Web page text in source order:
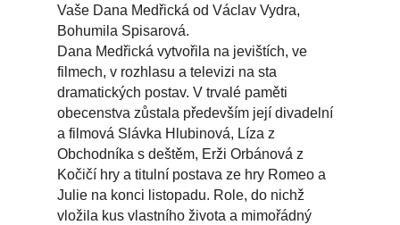
Vaše Dana Medřická od Václav Vydra,
Bohumila Spisarová.
Dana Medřická vytvořila na jevištích, ve
filmech, v rozhlasu a televizi na sta
dramatických postav. V trvalé paměti
obecenstva zůstala především její divadelní
a filmová Slávka Hlubinová, Líza z
Obchodníka s deštěm, Erži Orbánová z
Kočičí hry a titulní postava ze hry Romeo a
Julie na konci listopadu. Role, do nichž
vložila kus vlastního života a mimořádný